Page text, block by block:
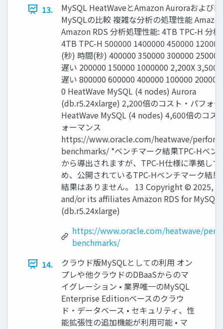
13.
MySQL HeatWaveとAmazon Auroraおよび
MySQLの比較 複雑な分析の処理性能
Amazon RDS 分析処理性能: 4TB TPC-H 分
4TB TPC-H 500000 1400000 450000
(秒) 時間(秒) 400000 350000 300000
遅い 200000 150000 1000000 2,200X 3,500
遅い 800000 600000 400000 100000
0 HeatWave MySQL (4 nodes) Aurora
(db.r5.24xlarge) 2,200倍のコスト・パフォ
HeatWave MySQL (4 nodes) 4,600倍のコス
ォーマンス
https://www.oracle.com/heatwave/
benchmarks/ *ベンチマーク結果TPC-Hベン
から導出されますが、TPC-H仕様に準拠し
め、公開されているTPC-Hベンチマーク結
結果はありません。 13 Copyright © 2025,
and/or its affiliates Amazon RDS for MySQL
(db.r5.24xlarge)
https://www.oracle.com/heatwave/
benchmarks/
14.
クラウド版MySQLとしての利用 オン
プレや他クラウドのDBaaSからのマ
イグレーション • 業界唯一のMySQL
Enterprise Editionベースのクラウ
ド・データベース • セキュリティ、性
能拡張性の追加機能が利用可能 • マ